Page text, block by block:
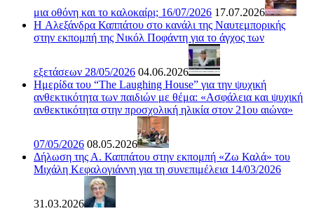
μια οθόνη και το καλοκαίρι; 16/07/2026 17.07.2026
H Αλεξάνδρα Καππάτου στο κανάλι της Ναυτεμπορικής
στην εκπομπή της Νικόλ Ποφάντη για το άγχος των
εξετάσεων 28/05/2026 04.06.2026
Ημερίδα του “The Laughing House” για την ψυχική
ανθεκτικότητα των παιδιών με θέμα: «Ασφάλεια και ψυχική
ανθεκτικότητα στην προσχολική ηλικία στον 21ου αιώνα»
07/05/2026 08.05.2026
Δήλωση της Α. Καππάτου στην εκπομπή «Ζω Καλά» του
Μιχάλη Κεφαλογιάννη για τη συνεπιμέλεια 14/03/2026
31.03.2026